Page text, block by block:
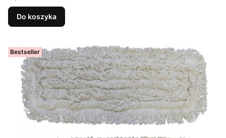
Do koszyka
Bestseller